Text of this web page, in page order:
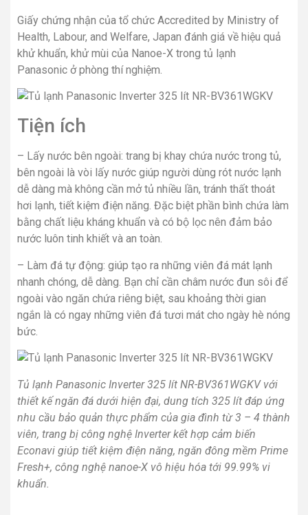
Giấy chứng nhận của tổ chức Accredited by Ministry of
Health, Labour, and Welfare, Japan đánh giá về hiệu quả
khử khuẩn, khử mùi của Nanoe-X trong tủ lạnh
Panasonic ở phòng thí nghiệm.
Tiện ích
– Lấy nước bên ngoài: trang bị khay chứa nước trong tủ,
bên ngoài là vòi lấy nước giúp người dùng rót nước lạnh
dễ dàng mà không cần mở tủ nhiều lần, tránh thất thoát
hơi lạnh, tiết kiệm điện năng. Đặc biệt phần bình chứa làm
bằng chất liệu kháng khuẩn và có bộ lọc nên đảm bảo
nước luôn tinh khiết và an toàn.
– Làm đá tự động: giúp tạo ra những viên đá mát lạnh
nhanh chóng, dễ dàng. Bạn chỉ cần châm nước đun sôi để
ngoài vào ngăn chứa riêng biệt, sau khoảng thời gian
ngắn là có ngay những viên đá tươi mát cho ngày hè nóng
bức.
Tủ lạnh Panasonic Inverter 325 lít NR-BV361WGKV với
thiết kế ngăn đá dưới hiện đại, dung tích 325 lít đáp ứng
nhu cầu bảo quản thực phẩm của gia đình từ 3 – 4 thành
viên, trang bị công nghệ Inverter kết hợp cảm biến
Econavi giúp tiết kiệm điện năng, ngăn đông mềm Prime
Fresh+, công nghệ nanoe-X vô hiệu hóa tới 99.99% vi
khuẩn.